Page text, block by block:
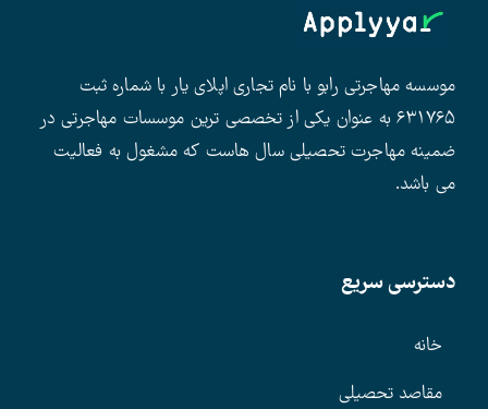
موسسه مهاجرتی رابو با نام تجاری اپلای یار با شماره ثبت
۶۳۱۷۶۵ به عنوان یکی از تخصصی ترین موسسات مهاجرتی در
ضمینه مهاجرت تحصیلی سال هاست که مشغول به فعالیت
می باشد.
دسترسی سریع
خانه
مقاصد تحصیلی